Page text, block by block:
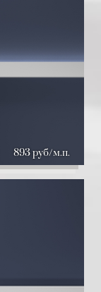
893 руб/м.п.